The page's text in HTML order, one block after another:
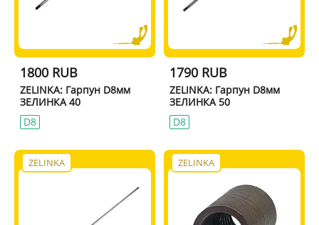
1800 RUB
ZELINKA: Гарпун D8мм
ЗЕЛИНКА 40
D8
1790 RUB
ZELINKA: Гарпун D8мм
ЗЕЛИНКА 50
D8
ZELINKA ZELINKA